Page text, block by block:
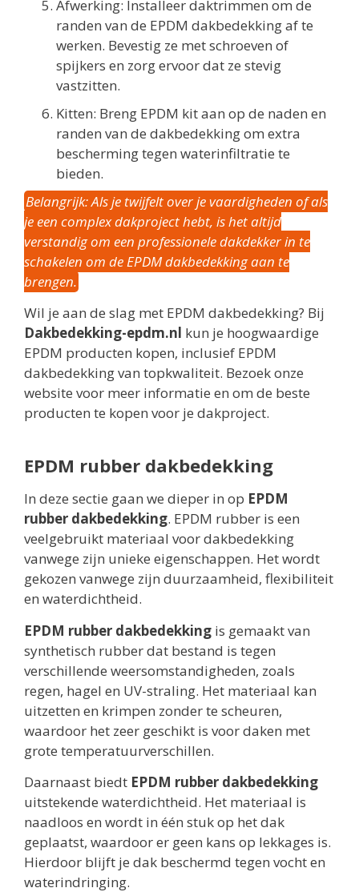
Afwerking: Installeer daktrimmen om de
randen van de EPDM dakbedekking af te
werken. Bevestig ze met schroeven of
spijkers en zorg ervoor dat ze stevig
vastzitten.
Kitten: Breng EPDM kit aan op de naden en
randen van de dakbedekking om extra
bescherming tegen waterinfiltratie te
bieden.
Belangrijk: Als je twijfelt over je vaardigheden of als
je een complex dakproject hebt, is het altijd
verstandig om een professionele dakdekker in te
schakelen om de EPDM dakbedekking aan te
brengen.
Wil je aan de slag met EPDM dakbedekking? Bij
Dakbedekking-epdm.nl kun je hoogwaardige
EPDM producten kopen, inclusief EPDM
dakbedekking van topkwaliteit. Bezoek onze
website voor meer informatie en om de beste
producten te kopen voor je dakproject.
EPDM rubber dakbedekking
In deze sectie gaan we dieper in op EPDM
rubber dakbedekking. EPDM rubber is een
veelgebruikt materiaal voor dakbedekking
vanwege zijn unieke eigenschappen. Het wordt
gekozen vanwege zijn duurzaamheid, flexibiliteit
en waterdichtheid.
EPDM rubber dakbedekking is gemaakt van
synthetisch rubber dat bestand is tegen
verschillende weersomstandigheden, zoals
regen, hagel en UV-straling. Het materiaal kan
uitzetten en krimpen zonder te scheuren,
waardoor het zeer geschikt is voor daken met
grote temperatuurverschillen.
Daarnaast biedt EPDM rubber dakbedekking
uitstekende waterdichtheid. Het materiaal is
naadloos en wordt in één stuk op het dak
geplaatst, waardoor er geen kans op lekkages is.
Hierdoor blijft je dak beschermd tegen vocht en
waterindringing.